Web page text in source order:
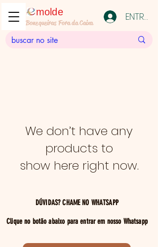
molde
Bonequeiras Fora da Caixa ENTRAR
We don’t have any
products to
show here right now.
DÚVIDAS? CHAME NO WHATSAPP
Clique no botão abaixo para entrar em nosso Whatsapp